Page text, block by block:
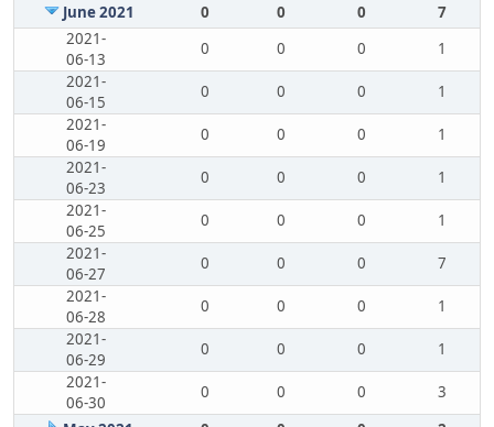
June 2021
0 0 0
7
2021-
06-13
0 0 0
1
2021-
06-15
0 0 0
1
2021-
06-19
0 0 0
1
2021-
06-23
0 0 0
1
2021-
06-25
0 0 0
1
2021-
06-27
0 0 0
7
2021-
06-28
0 0 0
1
2021-
06-29
0 0 0
1
2021-
06-30
0 0 0
3